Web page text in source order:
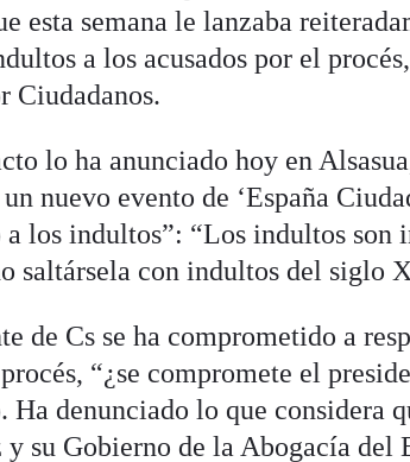
esta semana le lanzaba
a los acusados por el
Ciudadanos.
lo ha anunciado hoy en
nuevo evento de ‘España
los indultos”: “Los indultos son
saltársela con indultos del siglo
de Cs se ha comprometido a
“¿se compromete el
Ha denunciado lo que considera
y su Gobierno de la Abogacía del